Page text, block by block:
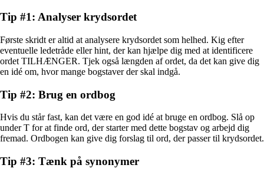
Tip #1: Analyser krydsordet
Første skridt er altid at analysere krydsordet som helhed. Kig efter
eventuelle ledetråde eller hint, der kan hjælpe dig med at identificere
ordet TILHÆNGER. Tjek også længden af ordet, da det kan give dig
en idé om, hvor mange bogstaver der skal indgå.
Tip #2: Brug en ordbog
Hvis du står fast, kan det være en god idé at bruge en ordbog. Slå op
under T for at finde ord, der starter med dette bogstav og arbejd dig
fremad. Ordbogen kan give dig forslag til ord, der passer til krydsordet.
Tip #3: Tænk på synonymer